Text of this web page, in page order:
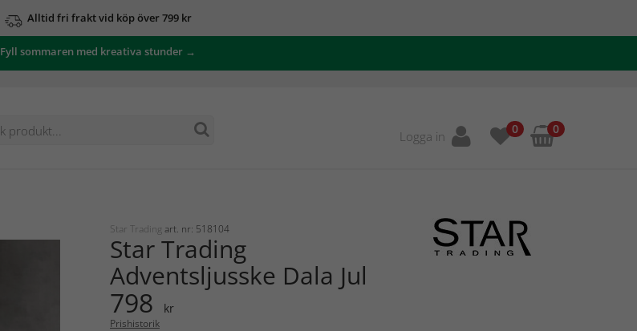
Alltid fri frakt vid köp över 799 kr
Fyll sommaren med kreativa stunder →
Logga in 0 0
Star Trading art. nr: 518104
Star Trading
Adventsljusske Dala Jul
798 kr
Prishistorik